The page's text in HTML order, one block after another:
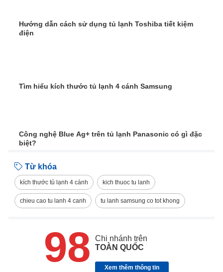
Hướng dẫn cách sử dụng tủ lạnh Toshiba tiết kiệm
điện
Tìm hiểu kích thước tủ lạnh 4 cánh Samsung
Công nghệ Blue Ag+ trên tủ lạnh Panasonic có gì đặc
biệt?
Từ khóa
kích thước tủ lạnh 4 cánh kich thuoc tu lanh
chieu cao tu lanh 4 canh tu lanh samsung co tot khong
98
Chi nhánh trên
TOÀN QUỐC
Xem thêm thông tin